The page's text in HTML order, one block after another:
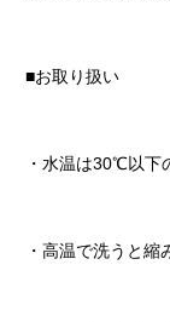
■お取り扱い
・水温は30℃以下
・高温で洗うと縮